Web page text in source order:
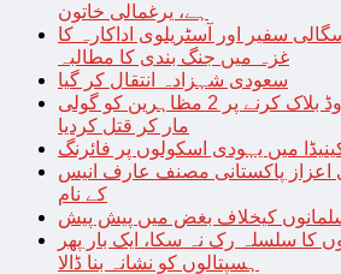
ہے، یرغمالی خاتون
سفیر اور آسٹریلوی اداکارہ کا
غزہ میں جنگ بندی کا مطالبہ
سعودی شہزادہ انتقال کر گیا
پاناما میں پروفیسر نے روڈ بلاک کرنے پر 2 مظاہرین کو گولی
مار کر قتل کردیا
میں یہودی اسکولوں پر فائرنگ
اعزاز پاکستانی مصنف عارف انیس
کے نام
کیخلاف بغض میں پیش پیش
کا سلسلہ رک نہ سکا، ایک بار پھر
ہسپتالوں کو نشانہ بنا ڈالا